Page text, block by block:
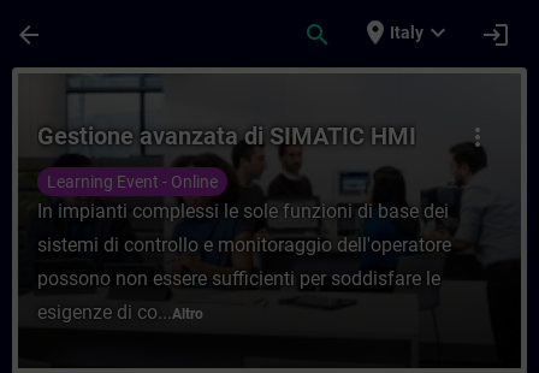
arrow_back search place Italy expand_more login
Corso - Gestione avanzata di SIMATIC
more_vert
Gestione avanzata di SIMATIC HMI
Learning Event - Online
In impianti complessi le sole funzioni di base dei
sistemi di controllo e monitoraggio dell'operatore
possono non essere sufficienti per soddisfare le
esigenze di co...Altro